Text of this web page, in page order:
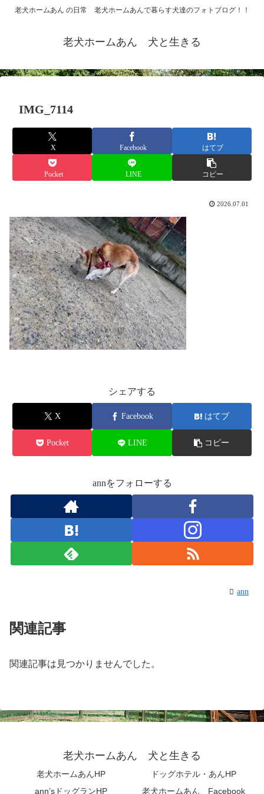
老犬ホームあん の日常 老犬ホームあんで暮らす犬達のフォトブログ！！
老犬ホームあん 犬と生きる
IMG_7114
X Facebook はてブ
Pocket LINE コピー
2026.07.01
シェアする
X Facebook はてブ
Pocket LINE コピー
annをフォローする
ann
関連記事
関連記事は見つかりませんでした。
老犬ホームあん 犬と生きる
老犬ホームあんHP
ドッグホテル・あんHP
ann’sドッグランHP
老犬ホームあん Facebook